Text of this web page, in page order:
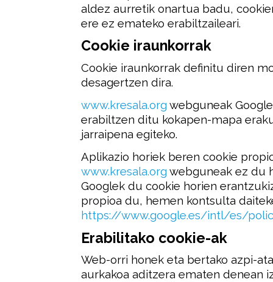
aldez aurretik onartua badu,
ere ez emateko erabiltzaileari.
Cookie iraunkorrak
Cookie iraunkorrak definitu diren
desagertzen dira.
www.kresala.org webguneak
erabiltzen ditu kokapen-mapa
jarraipena egiteko.
Aplikazio horiek beren cookie
www.kresala.org webguneak ez du
Googlek du cookie horien
propioa du, hemen kontsulta
https://www.google.es/intl/es/
Erabilitako cookie-ak
Web-orri honek eta bertako azpi-
aurkakoa aditzera ematen denean